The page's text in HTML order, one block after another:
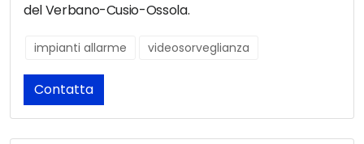
del Verbano-Cusio-Ossola.
impianti allarme videosorveglianza
Contatta